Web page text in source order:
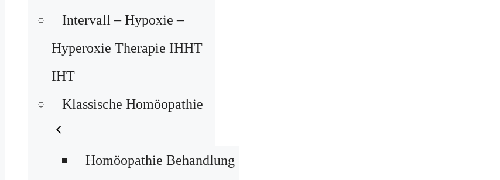
Intervall – Hypoxie –
Hyperoxie Therapie IHHT
IHT
Klassische Homöopathie
Homöopathie Behandlung